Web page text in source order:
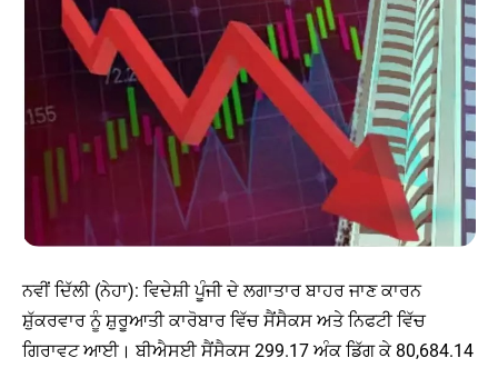
ਨਵੀਂ ਦਿੱਲੀ (ਨੇਹਾ): ਵਿਦੇਸ਼ੀ ਪੂੰਜੀ ਦੇ ਲਗਾਤਾਰ ਬਾਹਰ ਜਾਣ ਕਾਰਨ
ਸ਼ੁੱਕਰਵਾਰ ਨੂੰ ਸ਼ੁਰੂਆਤੀ ਕਾਰੋਬਾਰ ਵਿੱਚ ਸੈਂਸੈਕਸ ਅਤੇ ਨਿਫਟੀ ਵਿੱਚ
ਗਿਰਾਵਟ ਆਈ। ਬੀਐਸਈ ਸੈਂਸੈਕਸ 299.17 ਅੰਕ ਡਿੱਗ ਕੇ 80,684.14